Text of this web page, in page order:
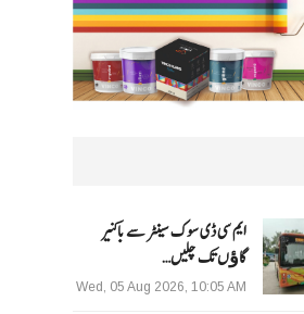
ایم سی ڈی سوک سینٹر سے باکنیر
گاﺅں تک چلیں…
Wed, 05 Aug 2026, 10:05 AM